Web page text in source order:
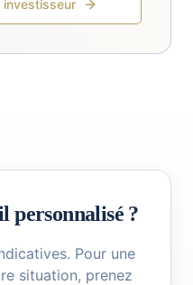
investisseur
personnalisé ?
Pour une
situation, prenez